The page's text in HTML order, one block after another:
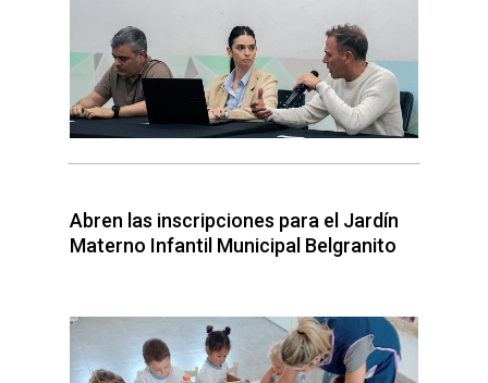
Abren las inscripciones para el Jardín
Materno Infantil Municipal Belgranito